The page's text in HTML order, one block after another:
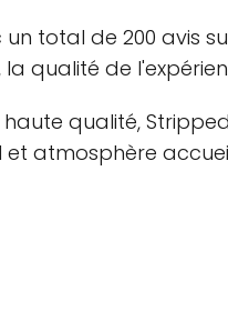
total de 200 avis
qualité de
qualité,
et atmosphère